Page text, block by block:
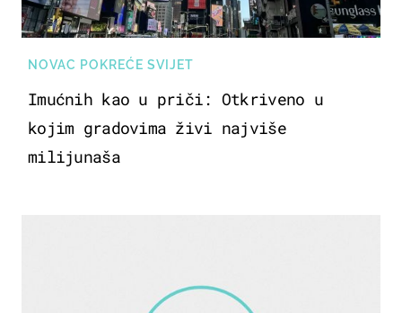
NOVAC POKREĆE SVIJET
Imućnih kao u priči: Otkriveno u
kojim gradovima živi najviše
milijunaša